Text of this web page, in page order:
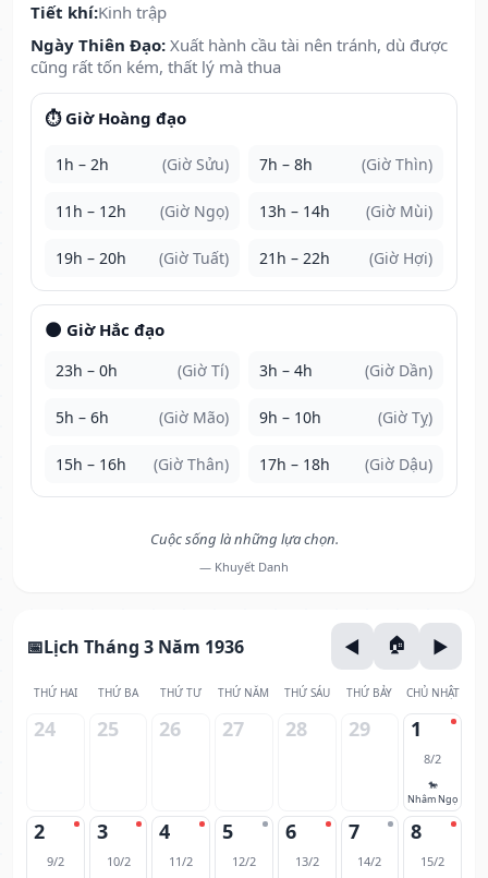
Tiết khí:Kinh trập
Ngày Thiên Đạo: Xuất hành cầu tài nên tránh, dù được
cũng rất tốn kém, thất lý mà thua
⏱️ Giờ Hoàng đạo
1h – 2h (Giờ Sửu) 7h – 8h (Giờ Thìn)
11h – 12h (Giờ Ngọ) 13h – 14h (Giờ Mùi)
19h – 20h (Giờ Tuất) 21h – 22h (Giờ Hợi)
🌑 Giờ Hắc đạo
23h – 0h (Giờ Tí) 3h – 4h (Giờ Dần)
5h – 6h (Giờ Mão) 9h – 10h (Giờ Tỵ)
15h – 16h (Giờ Thân) 17h – 18h (Giờ Dậu)
Cuộc sống là những lựa chọn.
— Khuyết Danh
Lịch Tháng 3 Năm 1936
THỨ HAI THỨ BA THỨ TƯ THỨ NĂM THỨ SÁU THỨ BẢY CHỦ NHẬT
24 25 26 27 28 29 1
8/2
🐎
Nhâm Ngọ
2
9/2
3
10/2
4
11/2
5
12/2
6
13/2
7
14/2
8
15/2